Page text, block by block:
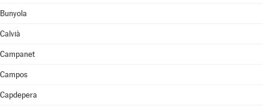
Bunyola
Calvià
Campanet
Campos
Capdepera